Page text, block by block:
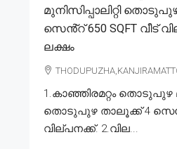
മുനിസിപ്പാലിറ്റി
സെൻ്റ് 650 SQFT വീട്
ലക്ഷം
1.കാഞ്ഞിരമറ്റം തൊടുപുഴ
തൊടുപുഴ താലൂക്ക് 4 സെൻ്റ്
വില്പനക്ക്. 2.വില...